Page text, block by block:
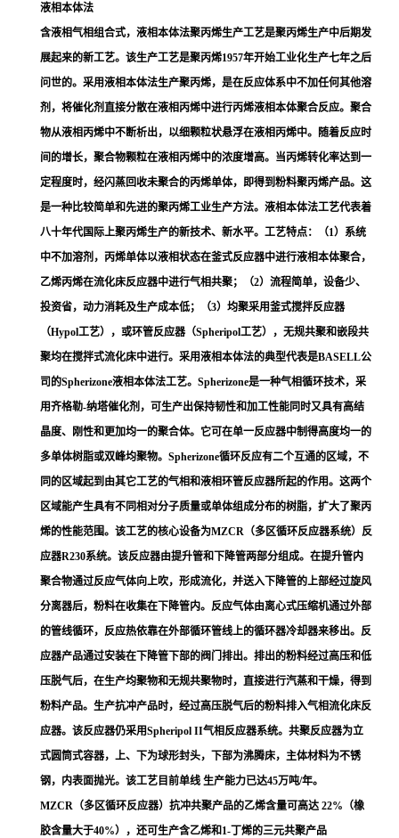
液相本体法
含液相气相组合式，液相本体法聚丙烯生产工艺是聚丙烯生产中后期发
展起来的新工艺。该生产工艺是聚丙烯1957年开始工业化生产七年之后
问世的。采用液相本体法生产聚丙烯，是在反应体系中不加任何其他溶
剂，将催化剂直接分散在液相丙烯中进行丙烯液相本体聚合反应。聚合
物从液相丙烯中不断析出，以细颗粒状悬浮在液相丙烯中。随着反应时
间的增长，聚合物颗粒在液相丙烯中的浓度增高。当丙烯转化率达到一
定程度时，经闪蒸回收未聚合的丙烯单体，即得到粉料聚丙烯产品。这
是一种比较简单和先进的聚丙烯工业生产方法。液相本体法工艺代表着
八十年代国际上聚丙烯生产的新技术、新水平。工艺特点：（1）系统
中不加溶剂，丙烯单体以液相状态在釜式反应器中进行液相本体聚合，
乙烯丙烯在流化床反应器中进行气相共聚；（2）流程简单，设备少、
投资省，动力消耗及生产成本低；（3）均聚采用釜式搅拌反应器
（Hypol工艺），或环管反应器（Spheripol工艺），无规共聚和嵌段共
聚均在搅拌式流化床中进行。采用液相本体法的典型代表是BASELL公
司的Spherizone液相本体法工艺。Spherizone是一种气相循环技术，采
用齐格勒-纳塔催化剂，可生产出保持韧性和加工性能同时又具有高结
晶度、刚性和更加均一的聚合体。它可在单一反应器中制得高度均一的
多单体树脂或双峰均聚物。Spherizone循环反应有二个互通的区域，不
同的区域起到由其它工艺的气相和液相环管反应器所起的作用。这两个
区域能产生具有不同相对分子质量或单体组成分布的树脂，扩大了聚丙
烯的性能范围。该工艺的核心设备为MZCR（多区循环反应器系统）反
应器R230系统。该反应器由提升管和下降管两部分组成。在提升管内
聚合物通过反应气体向上吹，形成流化，并送入下降管的上部经过旋风
分离器后，粉料在收集在下降管内。反应气体由离心式压缩机通过外部
的管线循环，反应热依靠在外部循环管线上的循环器冷却器来移出。反
应器产品通过安装在下降管下部的阀门排出。排出的粉料经过高压和低
压脱气后，在生产均聚物和无规共聚物时，直接进行汽蒸和干燥，得到
粉料产品。生产抗冲产品时，经过高压脱气后的粉料排入气相流化床反
应器。该反应器仍采用Spheripol II气相反应器系统。共聚反应器为立
式圆筒式容器，上、下为球形封头，下部为沸腾床，主体材料为不锈
钢，内表面抛光。该工艺目前单线 生产能力已达45万吨/年。
MZCR（多区循环反应器）抗冲共聚产品的乙烯含量可高达 22%（橡
胶含量大于40%），还可生产含乙烯和 1-丁烯的三元共聚产品